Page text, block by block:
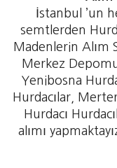
İstanbul ’un
semtlerden
Madenlerin Alım
Merkez
Yenibosna
Hurdacılar,
Hurdacı
alımı